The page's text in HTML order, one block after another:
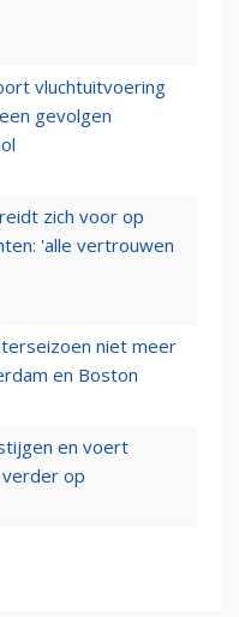
vluchtuitvoering
gevolgen
zich voor op
'alle vertrouwen
niet meer
en Boston
en voert
op